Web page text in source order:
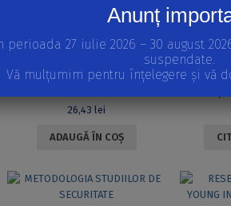
26,43lei
ADAUGĂ ÎN COȘ
Anunț
perioada 27 iulie 2026 – 30 august
suspendate.
Vă mulțumim pentru înțelegere și vă